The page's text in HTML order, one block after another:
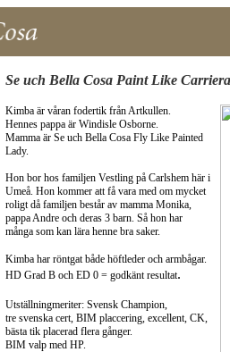
Se uch Bella Cosa Paint Like
Kimba är våran fodertik från Artkullen.
Hennes pappa är Windisle Osborne.
Mamma är Se uch Bella Cosa Fly Like Painted
Lady.
Hon bor hos familjen Vestling på Carlshem här i
Umeå. Hon kommer att få vara med om mycket
roligt då familjen består av mamma Monika,
pappa Andre och deras 3 barn. Så hon har
många som kan lära henne bra saker.
Kimba har röntgat både höftleder och armbågar.
HD Grad B och ED 0 = godkänt resultat.
Utställningmeriter: Svensk Champion,
tre svenska cert, BIM placcering, excellent, CK,
bästa tik placerad flera gånger.
BIM valp med HP.